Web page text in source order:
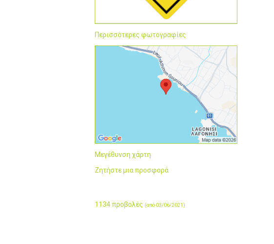
Περισσότερες φωτογραφίες
Μεγέθυνση χάρτη
Ζητήστε μια προσφορά
1134 προβολές (από 03/06/2021)